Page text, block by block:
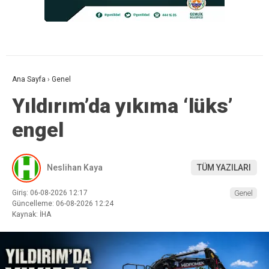
Ana Sayfa › Genel
Yıldırım’da yıkıma ‘lüks’
engel
Neslihan Kaya TÜM YAZILARI
Giriş: 06-08-2026 12:17
Güncelleme: 06-08-2026 12:24
Kaynak: İHA
Genel